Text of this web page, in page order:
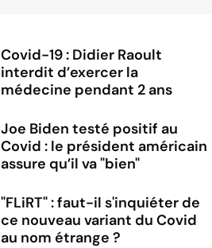
Covid-19 : Didier Raoult
interdit d’exercer la
médecine pendant 2 ans
Joe Biden testé positif au
Covid : le président américain
assure qu’il va "bien"
"FLiRT" : faut-il s'inquiéter de
ce nouveau variant du Covid
au nom étrange ?